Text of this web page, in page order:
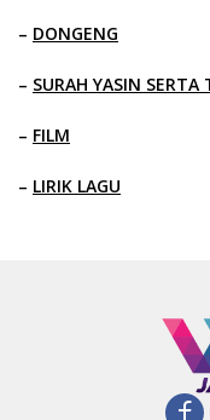
– DONGENG
– SURAH YASIN SERTA
– FILM
– LIRIK LAGU